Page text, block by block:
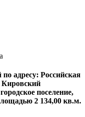
адресу: Российская
Кировский
поселение,
2 134,00 кв.м.